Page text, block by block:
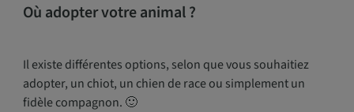
Où adopter votre animal ?
Il existe différentes options, selon que vous souhaitiez
adopter, un chiot, un chien de race ou simplement un
fidèle compagnon. 🙂